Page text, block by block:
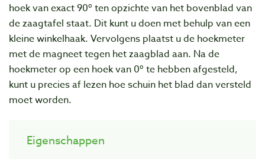
hoek van exact 90º ten opzichte van het bovenblad van
de zaagtafel staat. Dit kunt u doen met behulp van een
kleine winkelhaak. Vervolgens plaatst u de hoekmeter
met de magneet tegen het zaagblad aan. Na de
hoekmeter op een hoek van 0º te hebben afgesteld,
kunt u precies af lezen hoe schuin het blad dan versteld
moet worden.
Eigenschappen